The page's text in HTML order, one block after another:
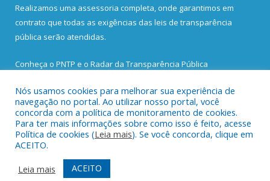
Realizamos uma assessoria completa, onde garantimos em
contrato que todas as exigências das leis de transparência
pública serão atendidas.
Conheça o PNTP e o Radar da Transparência Pública
Todos os direitos reservados a Prefeitura Municipal de Santa
Bárbara do Pará.
Mapa do Site
Acessar Área Administrativa
Nós usamos cookies para melhorar sua experiência de
navegação no portal. Ao utilizar nosso portal, você
concorda com a política de monitoramento de cookies.
Para ter mais informações sobre como isso é feito, acesse
Política de cookies (Leia mais). Se você concorda, clique em
ACEITO.
Leia mais
ACEITO